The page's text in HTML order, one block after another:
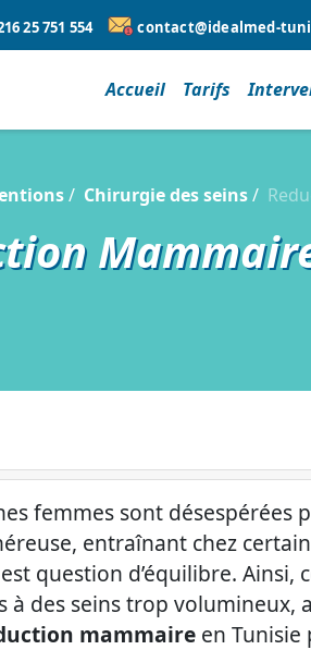
25 751 554 contact@idealmed-
Accueil Tarifs
Chirurgie des seins
femmes sont
entraînant chez
question d’équilibre.
des seins trop volumineux,
mammaire en